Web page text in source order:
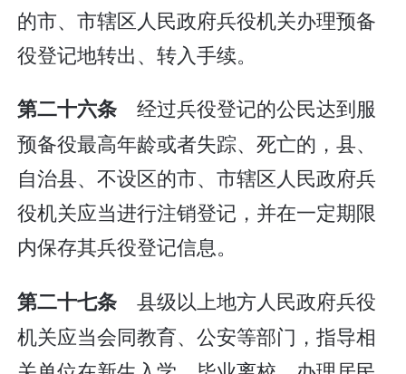
的市、市辖区人民政府兵役机关办理预备
役登记地转出、转入手续。
第二十六条经过兵役登记的公民达到服
预备役最高年龄或者失踪、死亡的，县、
自治县、不设区的市、市辖区人民政府兵
役机关应当进行注销登记，并在一定期限
内保存其兵役登记信息。
第二十七条县级以上地方人民政府兵役
机关应当会同教育、公安等部门，指导相